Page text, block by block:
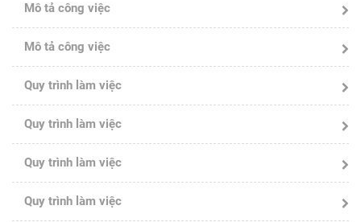
Mô tả công việc
Mô tả công việc
Quy trình làm việc
Quy trình làm việc
Quy trình làm việc
Quy trình làm việc